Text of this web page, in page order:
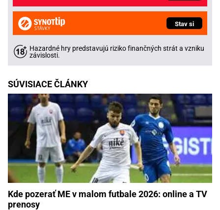
Stav si
Hazardné hry predstavujú riziko finančných strát a vzniku
závislosti.
SÚVISIACE ČLÁNKY
Kde pozerať ME v malom futbale 2026: online a TV
prenosy